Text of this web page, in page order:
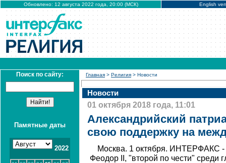
Обновлено: 12 августа 2022 года, 20:00 (МСК) English
Поиск по сайту:
Памятные даты
2022
Главная > Религия > Новости
Новости
01 октября 2018 года, 11:01
Александрийский
свою поддержку на
Москва. 1 октября. ИНТЕРФАКС -
Феодор II, "второй по чести" среди